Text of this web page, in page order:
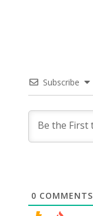
Subscribe
0 COMMENTS